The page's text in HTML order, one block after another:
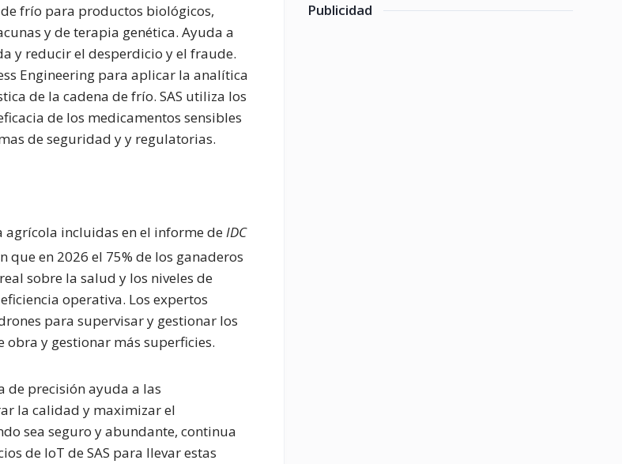
frío para productos biológicos,
y de terapia genética. Ayuda a
y reducir el desperdicio y el fraude.
Engineering para aplicar la analítica
de la cadena de frío. SAS utiliza los
de los medicamentos sensibles
de seguridad y y regulatorias.
agrícola incluidas en el informe de IDC
que en 2026 el 75% de los ganaderos
sobre la salud y los niveles de
operativa. Los expertos
para supervisar y gestionar los
y gestionar más superficies.
de precisión ayuda a las
la calidad y maximizar el
sea seguro y abundante, continua
de IoT de SAS para llevar estas
Publicidad